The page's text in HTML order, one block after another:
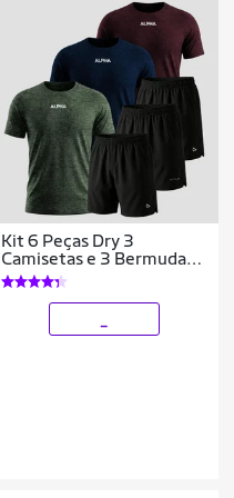
Kit 6 Peças Dry 3
Camisetas e 3 Bermudas
Alpha